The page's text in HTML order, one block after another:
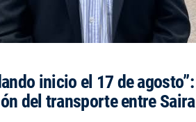
inicio el 17 de
del transporte entre